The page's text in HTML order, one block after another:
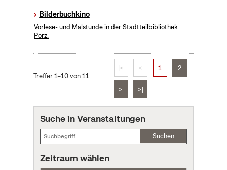
Bilderbuchkino
Vorlese- und Malstunde in der Stadtteilbibliothek
Porz.
Treffer 1–10 von 11
|< < 1 2
> >|
Suche in Veranstaltungen
Suchen
Zeitraum wählen